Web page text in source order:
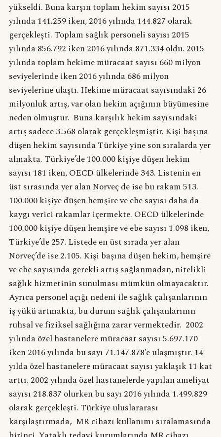
yükseldi. Buna karşın toplam hekim sayısı 2015
yılında 141.259 iken, 2016 yılında 144.827 olarak
gerçekleşti. Toplam sağlık personeli sayısı 2015
yılında 856.792 iken 2016 yılında 871.334 oldu. 2015
yılında toplam hekime müracaat sayısı 660 milyon
seviyelerinde iken 2016 yılında 686 milyon
seviyelerine ulaştı. Hekime müracaat sayısındaki 26
milyonluk artış, var olan hekim açığının büyümesine
neden olmuştur. Buna karşılık hekim sayısındaki
artış sadece 3.568 olarak gerçekleşmiştir. Kişi başına
düşen hekim sayısında Türkiye yine son sıralarda yer
almakta. Türkiye’de 100.000 kişiye düşen hekim
sayısı 181 iken, OECD ülkelerinde 343. Listenin en
üst sırasında yer alan Norveç de ise bu rakam 513.
100.000 kişiye düşen hemşire ve ebe sayısı daha da
kaygı verici rakamlar içermekte. OECD ülkelerinde
100.000 kişiye düşen hemşire ve ebe sayısı 1.098 iken,
Türkiye’de 257. Listede en üst sırada yer alan
Norveç’de ise 2.105. Kişi başına düşen hekim, hemşire
ve ebe sayısında gerekli artış sağlanmadan, nitelikli
sağlık hizmetinin sunulması mümkün olmayacaktır.
Ayrıca personel açığı nedeni ile sağlık çalışanlarının
iş yükü artmakta, bu durum sağlık çalışanlarının
ruhsal ve fiziksel sağlığına zarar vermektedir. 2002
yılında özel hastanelere müracaat sayısı 5.697.170
iken 2016 yılında bu sayı 71.147.878’e ulaşmıştır. 14
yılda özel hastanelere müracaat sayısı yaklaşık 11 kat
arttı. 2002 yılında özel hastanelerde yapılan ameliyat
sayısı 218.837 olurken bu sayı 2016 yılında 1.499.829
olarak gerçekleşti. Türkiye uluslararası
karşılaştırmada, MR cihazı kullanımı sıralamasında